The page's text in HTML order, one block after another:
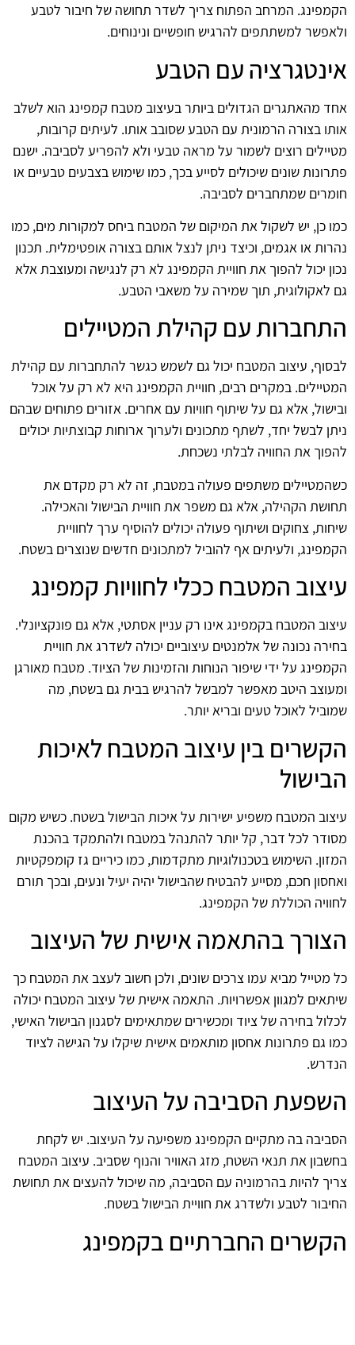
הקמפינג. המרחב הפתוח צריך לשדר תחושה של חיבור לטבע
ולאפשר למשתתפים להרגיש חופשיים ונינוחים.
אינטגרציה עם הטבע
אחד מהאתגרים הגדולים ביותר בעיצוב מטבח קמפינג הוא לשלב
אותו בצורה הרמונית עם הטבע שסובב אותו. לעיתים קרובות,
מטיילים רוצים לשמור על מראה טבעי ולא להפריע לסביבה. ישנם
פתרונות שונים שיכולים לסייע בכך, כמו שימוש בצבעים טבעיים או
חומרים שמתחברים לסביבה.
כמו כן, יש לשקול את המיקום של המטבח ביחס למקורות מים, כמו
נהרות או אגמים, וכיצד ניתן לנצל אותם בצורה אופטימלית. תכנון
נכון יכול להפוך את חוויית הקמפינג לא רק לנגישה ומעוצבת אלא
גם לאקולוגית, תוך שמירה על משאבי הטבע.
התחברות עם קהילת המטיילים
לבסוף, עיצוב המטבח יכול גם לשמש כגשר להתחברות עם קהילת
המטיילים. במקרים רבים, חוויית הקמפינג היא לא רק על אוכל
ובישול, אלא גם על שיתוף חוויות עם אחרים. אזורים פתוחים שבהם
ניתן לבשל יחד, לשתף מתכונים ולערוך ארוחות קבוצתיות יכולים
להפוך את החוויה לבלתי נשכחת.
כשהמטיילים משתפים פעולה במטבח, זה לא רק מקדם את
תחושת הקהילה, אלא גם משפר את חוויית הבישול והאכילה.
שיחות, צחוקים ושיתוף פעולה יכולים להוסיף ערך לחוויית
הקמפינג, ולעיתים אף להוביל למתכונים חדשים שנוצרים בשטח.
עיצוב המטבח ככלי לחוויות קמפינג
עיצוב המטבח בקמפינג אינו רק עניין אסתטי, אלא גם פונקציונלי.
בחירה נכונה של אלמנטים עיצוביים יכולה לשדרג את חוויית
הקמפינג על ידי שיפור הנוחות והזמינות של הציוד. מטבח מאורגן
ומעוצב היטב מאפשר למבשל להרגיש בבית גם בשטח, מה
שמוביל לאוכל טעים ובריא יותר.
הקשרים בין עיצוב המטבח לאיכות
הבישול
עיצוב המטבח משפיע ישירות על איכות הבישול בשטח. כשיש מקום
מסודר לכל דבר, קל יותר להתנהל במטבח ולהתמקד בהכנת
המזון. השימוש בטכנולוגיות מתקדמות, כמו כיריים גז קומפקטיות
ואחסון חכם, מסייע להבטיח שהבישול יהיה יעיל ונעים, ובכך תורם
לחוויה הכוללת של הקמפינג.
הצורך בהתאמה אישית של העיצוב
כל מטייל מביא עמו צרכים שונים, ולכן חשוב לעצב את המטבח כך
שיתאים למגוון אפשרויות. התאמה אישית של עיצוב המטבח יכולה
לכלול בחירה של ציוד ומכשירים שמתאימים לסגנון הבישול האישי,
כמו גם פתרונות אחסון מותאמים אישית שיקלו על הגישה לציוד
הנדרש.
השפעת הסביבה על העיצוב
הסביבה בה מתקיים הקמפינג משפיעה על העיצוב. יש לקחת
בחשבון את תנאי השטח, מזג האוויר והנוף שסביב. עיצוב המטבח
צריך להיות בהרמוניה עם הסביבה, מה שיכול להעצים את תחושת
החיבור לטבע ולשדרג את חוויית הבישול בשטח.
הקשרים החברתיים בקמפינג